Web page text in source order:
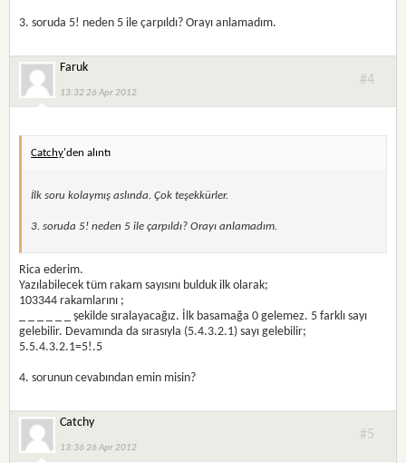
3. soruda 5! neden 5 ile çarpıldı? Orayı anlamadım.
Faruk
13:32 26 Apr 2012
#4
Catchy'den alıntı
İlk soru kolaymış aslında. Çok teşekkürler.
3. soruda 5! neden 5 ile çarpıldı? Orayı anlamadım.
Rica ederim.
Yazılabilecek tüm rakam sayısını bulduk ilk olarak;
103344 rakamlarını ;
_ _ _ _ _ _ şekilde sıralayacağız. İlk basamağa 0 gelemez. 5 farklı sayı
gelebilir. Devamında da sırasıyla (5.4.3.2.1) sayı gelebilir;
5.5.4.3.2.1=5!.5
4. sorunun cevabından emin misin?
Catchy
13:36 26 Apr 2012
#5